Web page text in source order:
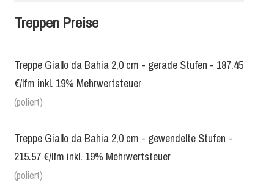
Treppen Preise
Treppe Giallo da Bahia 2,0 cm - gerade Stufen - 187.45
€/lfm inkl. 19% Mehrwertsteuer
(poliert)
Treppe Giallo da Bahia 2,0 cm - gewendelte Stufen -
215.57 €/lfm inkl. 19% Mehrwertsteuer
(poliert)